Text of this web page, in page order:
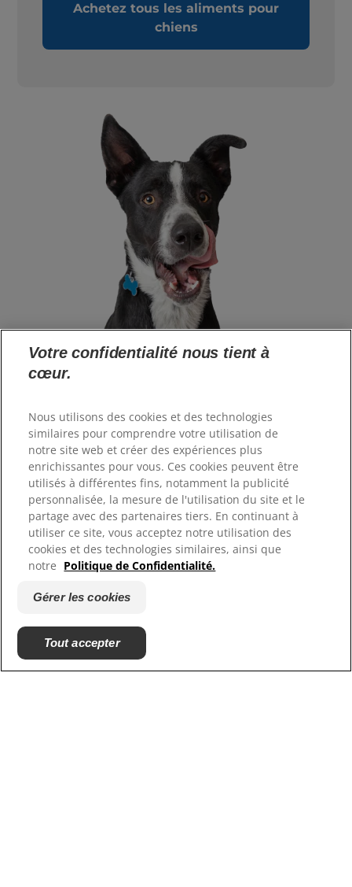
Achetez tous les aliments pour
chiens
Langue
Ressources
Contactez-nous
Plan du site
Où acheter
Nos sites
Carrières
Votre confidentialité nous tient à
cœur.
Nous utilisons des cookies et des technologies
similaires pour comprendre votre utilisation de
notre site web et créer des expériences plus
enrichissantes pour vous. Ces cookies peuvent être
utilisés à différentes fins, notamment la publicité
personnalisée, la mesure de l'utilisation du site et le
partage avec des partenaires tiers. En continuant à
utiliser ce site, vous acceptez notre utilisation des
cookies et des technologies similaires, ainsi que
notre Politique de Confidentialité.
Gérer les cookies
Tout accepter